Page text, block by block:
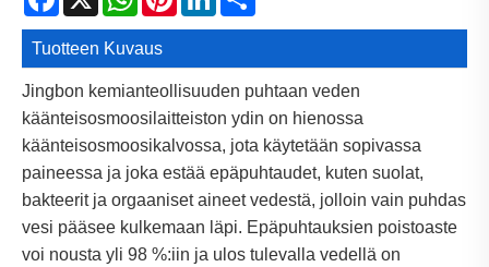
Tuotteen Kuvaus
Jingbon kemianteollisuuden puhtaan veden
käänteisosmoosilaitteiston ydin on hienossa
käänteisosmoosikalvossa, jota käytetään sopivassa
paineessa ja joka estää epäpuhtaudet, kuten suolat,
bakteerit ja orgaaniset aineet vedestä, jolloin vain puhdas
vesi pääsee kulkemaan läpi. Epäpuhtauksien poistoaste
voi nousta yli 98 %:iin ja ulos tulevalla vedellä on